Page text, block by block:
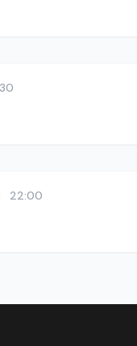
22:00